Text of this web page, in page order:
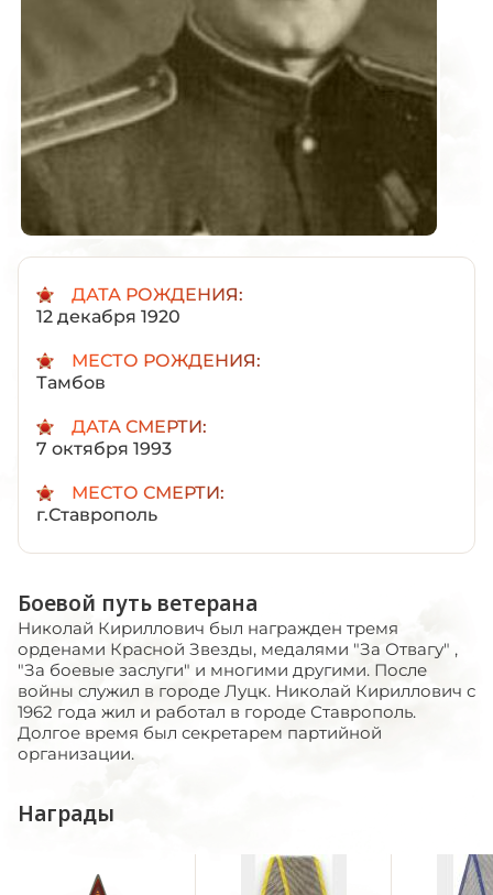
ДАТА РОЖДЕНИЯ:
12 декабря 1920
МЕСТО РОЖДЕНИЯ:
Тамбов
ДАТА СМЕРТИ:
7 октября 1993
МЕСТО СМЕРТИ:
г.Ставрополь
Боевой путь ветерана
Николай Кириллович был награжден тремя
орденами Красной Звезды, медалями "За Отвагу" ,
"За боевые заслуги" и многими другими. После
войны служил в городе Луцк. Николай Кириллович с
1962 года жил и работал в городе Ставрополь.
Долгое время был секретарем партийной
организации.
Награды